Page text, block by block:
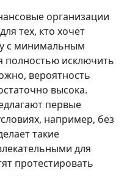
организации
тех, кто хочет
с минимальным
полностью исключить
вероятность
высока.
первые
например, без
такие
для
протестировать